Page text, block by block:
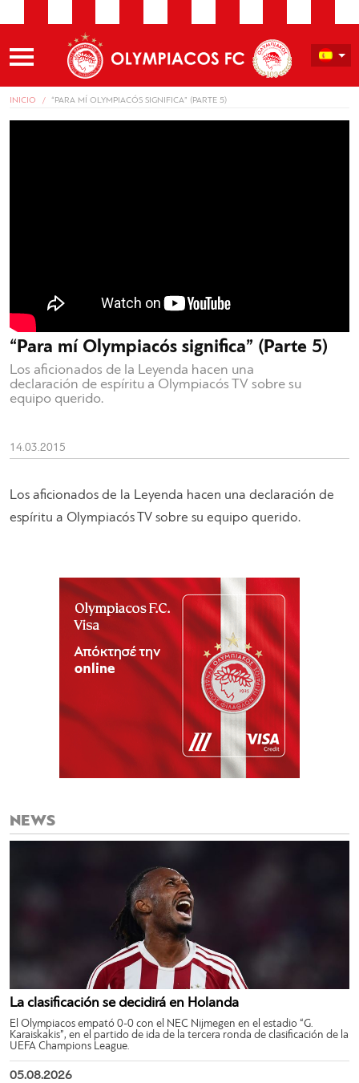
INICIO “PARA MÍ OLYMPIACÓS SIGNIFICA” (PARTE 5)
“Para mí Olympiacós significa” (Parte 5)
Los aficionados de la Leyenda hacen una
declaración de espíritu a Olympiacós TV sobre su
equipo querido.
14.03.2015
Los aficionados de la Leyenda hacen una declaración de
espíritu a Olympiacós TV sobre su equipo querido.
NEWS
La clasificación se decidirá en Holanda
El Olympiacos empató 0-0 con el NEC Nijmegen en el estadio “G.
Karaiskakis”, en el partido de ida de la tercera ronda de clasificación de la
UEFA Champions League.
05.08.2026